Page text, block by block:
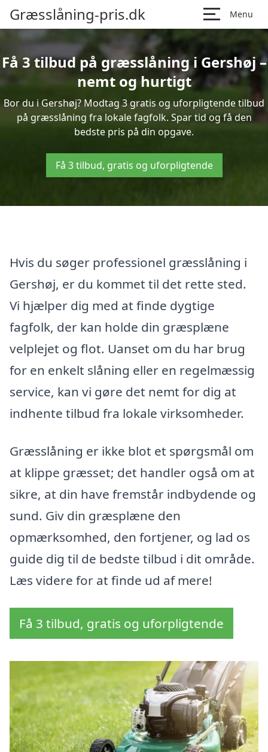
Græsslåning-pris.dk Menu
Få 3 tilbud på græsslåning i Gershøj –
nemt og hurtigt
Bor du i Gershøj? Modtag 3 gratis og uforpligtende tilbud
på græsslåning fra lokale fagfolk. Spar tid og få den
bedste pris på din opgave.
Få 3 tilbud, gratis og uforpligtende
Hvis du søger professionel græsslåning i
Gershøj, er du kommet til det rette sted.
Vi hjælper dig med at finde dygtige
fagfolk, der kan holde din græsplæne
velplejet og flot. Uanset om du har brug
for en enkelt slåning eller en regelmæssig
service, kan vi gøre det nemt for dig at
indhente tilbud fra lokale virksomheder.
Græsslåning er ikke blot et spørgsmål om
at klippe græsset; det handler også om at
sikre, at din have fremstår indbydende og
sund. Giv din græsplæne den
opmærksomhed, den fortjener, og lad os
guide dig til de bedste tilbud i dit område.
Læs videre for at finde ud af mere!
Få 3 tilbud, gratis og uforpligtende